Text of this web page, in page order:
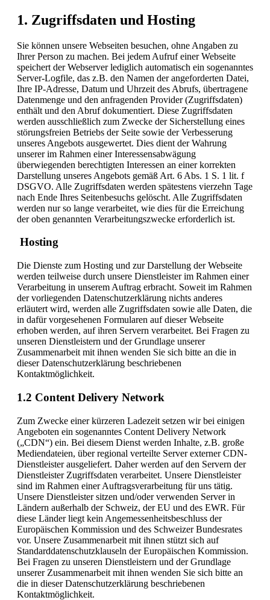
1. Zugriffsdaten und Hosting
Sie können unsere Webseiten besuchen, ohne Angaben zu
Ihrer Person zu machen. Bei jedem Aufruf einer Webseite
speichert der Webserver lediglich automatisch ein sogenanntes
Server-Logfile, das z.B. den Namen der angeforderten Datei,
Ihre IP-Adresse, Datum und Uhrzeit des Abrufs, übertragene
Datenmenge und den anfragenden Provider (Zugriffsdaten)
enthält und den Abruf dokumentiert. Diese Zugriffsdaten
werden ausschließlich zum Zwecke der Sicherstellung eines
störungsfreien Betriebs der Seite sowie der Verbesserung
unseres Angebots ausgewertet. Dies dient der Wahrung
unserer im Rahmen einer Interessensabwägung
überwiegenden berechtigten Interessen an einer korrekten
Darstellung unseres Angebots gemäß Art. 6 Abs. 1 S. 1 lit. f
DSGVO. Alle Zugriffsdaten werden spätestens vierzehn Tage
nach Ende Ihres Seitenbesuchs gelöscht. Alle Zugriffsdaten
werden nur so lange verarbeitet, wie dies für die Erreichung
der oben genannten Verarbeitungszwecke erforderlich ist.
Hosting
Die Dienste zum Hosting und zur Darstellung der Webseite
werden teilweise durch unsere Dienstleister im Rahmen einer
Verarbeitung in unserem Auftrag erbracht. Soweit im Rahmen
der vorliegenden Datenschutzerklärung nichts anderes
erläutert wird, werden alle Zugriffsdaten sowie alle Daten, die
in dafür vorgesehenen Formularen auf dieser Webseite
erhoben werden, auf ihren Servern verarbeitet. Bei Fragen zu
unseren Dienstleistern und der Grundlage unserer
Zusammenarbeit mit ihnen wenden Sie sich bitte an die in
dieser Datenschutzerklärung beschriebenen
Kontaktmöglichkeit.
1.2 Content Delivery Network
Zum Zwecke einer kürzeren Ladezeit setzen wir bei einigen
Angeboten ein sogenanntes Content Delivery Network
(„CDN“) ein. Bei diesem Dienst werden Inhalte, z.B. große
Mediendateien, über regional verteilte Server externer CDN-
Dienstleister ausgeliefert. Daher werden auf den Servern der
Dienstleister Zugriffsdaten verarbeitet. Unsere Dienstleister
sind im Rahmen einer Auftragsverarbeitung für uns tätig.
Unsere Dienstleister sitzen und/oder verwenden Server in
Ländern außerhalb der Schweiz, der EU und des EWR. Für
diese Länder liegt kein Angemessenheitsbeschluss der
Europäischen Kommission und des Schweizer Bundesrates
vor. Unsere Zusammenarbeit mit ihnen stützt sich auf
Standarddatenschutzklauseln der Europäischen Kommission.
Bei Fragen zu unseren Dienstleistern und der Grundlage
unserer Zusammenarbeit mit ihnen wenden Sie sich bitte an
die in dieser Datenschutzerklärung beschriebenen
Kontaktmöglichkeit.